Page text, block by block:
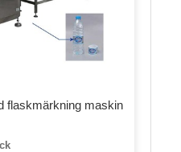
flaskmärkning maskin